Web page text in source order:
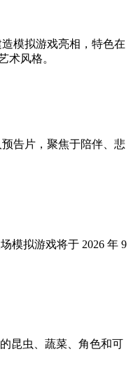
模拟游戏亮相，特色在
术风格。
预告片，聚焦于陪伴、悲
模拟游戏将于 2026 年 9
昆虫、蔬菜、角色和可